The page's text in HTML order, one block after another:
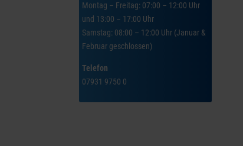
Montag – Freitag: 07:00 – 12:00 Uhr
und 13:00 – 17:00 Uhr
Samstag: 08:00 – 12:00 Uhr (Januar &
Februar geschlossen)
Telefon
07931 9750 0